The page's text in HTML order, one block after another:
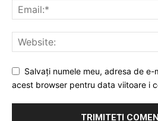
Salvați numele meu, adresa de
acest browser pentru data viitoare i